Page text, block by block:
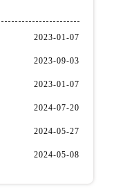
2023-01-07
2023-09-03
2023-01-07
2024-07-20
2024-05-27
2024-05-08